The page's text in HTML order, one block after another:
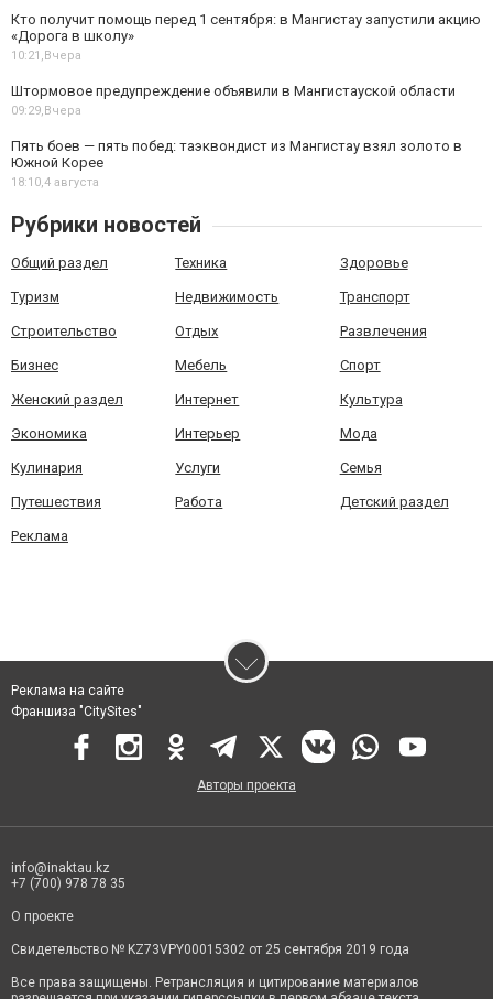
Кто получит помощь перед 1 сентября: в Мангистау запустили акцию
«Дорога в школу»
10:21, Вчера
Штормовое предупреждение объявили в Мангистауской области
09:29, Вчера
Пять боев — пять побед: таэквондист из Мангистау взял золото в
Южной Корее
18:10, 4 августа
Рубрики новостей
Общий раздел Техника Здоровье
Туризм Недвижимость Транспорт
Строительство Отдых Развлечения
Бизнес Мебель Спорт
Женский раздел Интернет Культура
Экономика Интерьер Мода
Кулинария Услуги Семья
Путешествия Работа Детский раздел
Реклама
Реклама на сайте
Франшиза "CitySites"
Авторы проекта
info@inaktau.kz
+7 (700) 978 78 35
О проекте
Свидетельство № KZ73VPY00015302 от 25 сентября 2019 года
Все права защищены. Ретрансляция и цитирование материалов